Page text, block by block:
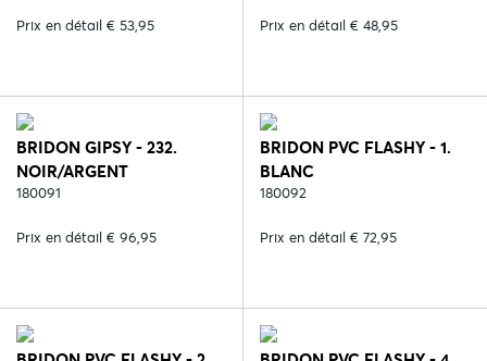
Prix en détail € 53,95 Prix en détail € 48,95
BRIDON GIPSY - 232.
NOIR/ARGENT
180091
Prix en détail € 96,95
BRIDON PVC FLASHY - 1.
BLANC
180092
Prix en détail € 72,95